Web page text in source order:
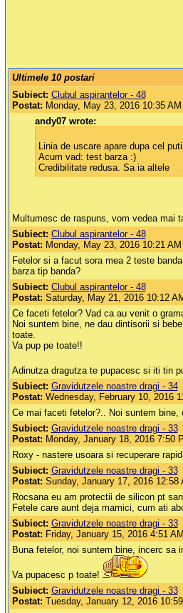
Ultimele 10 postari
Subiect: Clubul aspirantelor - 48
Postat: Monday, May 23, 2016 10:35 AM
andy07 wrote:
Linia de uscare apare dupa cel
Acum vad: test barza :)
Credibilitate redusa. Sa ia altele
Multumesc de raspuns, vom vedea mai
Subiect: Clubul aspirantelor - 48
Postat: Monday, May 23, 2016 10:21 AM
Fetelor si a facut sora mea 2 teste
barza tip banda?
Subiect: Clubul aspirantelor - 48
Postat: Saturday, May 21, 2016 10:12
Ce faceti fetelor? Vad ca au venit o
Noi suntem bine, ne dau dintisorii si
toate.
Va pup pe toate!!
Adinutza dragutza te pupacesc si iti tin
Subiect: Gravidutzele noastre dragi - 34
Postat: Wednesday, February 10, 2016
Ce mai faceti fetelor?.. Noi suntem
Subiect: Gravidutzele noastre dragi - 33
Postat: Monday, January 18, 2016 7:50
Roxy - nastere usoara si recuperare
Subiect: Gravidutzele noastre dragi - 33
Postat: Sunday, January 17, 2016 12:58
Rocsana eu am protectii de silicon pt
Fetele care aunt deja mamici, cum ati
Subiect: Gravidutzele noastre dragi - 33
Postat: Friday, January 15, 2016 4:51 AM
Buna fetelor, noi suntem bine, incerc
Va pupacesc p toate!
Subiect: Gravidutzele noastre dragi - 33
Postat: Tuesday, January 12, 2016